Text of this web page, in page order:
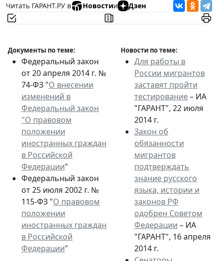
Читать ГАРАНТ.РУ в
Новостии Дзен
Документы по теме: Новости по теме:
Федеральный закон
от 20 апреля 2014 г. №
74-ФЗ "О внесении
изменений в
Федеральный закон
"О правовом
положении
иностранных граждан
в Российской
Федерации"
Федеральный закон
от 25 июля 2002 г. №
115-ФЗ "О правовом
положении
иностранных граждан
в Российской
Федерации"
Для работы в
России мигрантов
заставят пройти
тестирование– ИА
"ГАРАНТ", 22 июля
2014 г.
Закон об
обязанности
мигрантов
подтверждать
знание русского
языка, истории и
законов РФ
одобрен Советом
Федерации – ИА
"ГАРАНТ", 16 апреля
2014 г.